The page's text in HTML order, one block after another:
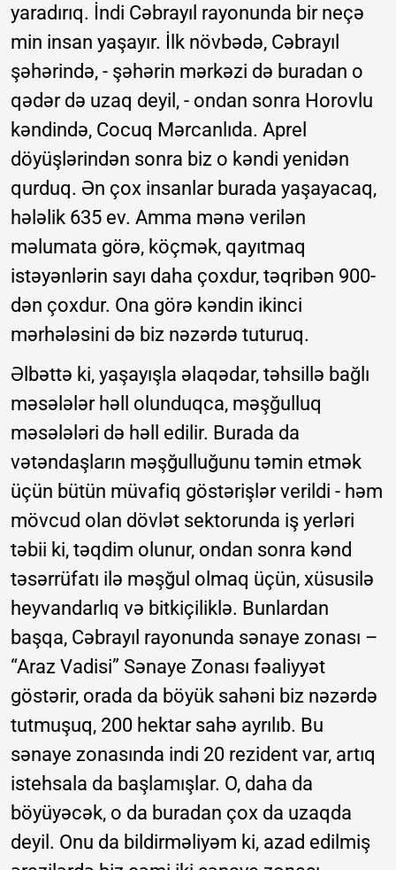
yaradırıq. İndi Cəbrayıl rayonunda bir neçə
min insan yaşayır. İlk növbədə, Cəbrayıl
şəhərində, - şəhərin mərkəzi də buradan o
qədər də uzaq deyil, - ondan sonra Horovlu
kəndində, Cocuq Mərcanlıda. Aprel
döyüşlərindən sonra biz o kəndi yenidən
qurduq. Ən çox insanlar burada yaşayacaq,
hələlik 635 ev. Amma mənə verilən
məlumata görə, köçmək, qayıtmaq
istəyənlərin sayı daha çoxdur, təqribən 900-
dən çoxdur. Ona görə kəndin ikinci
mərhələsini də biz nəzərdə tuturuq.
Əlbəttə ki, yaşayışla əlaqədar, təhsillə bağlı
məsələlər həll olunduqca, məşğulluq
məsələləri də həll edilir. Burada da
vətəndaşların məşğulluğunu təmin etmək
üçün bütün müvafiq göstərişlər verildi - həm
mövcud olan dövlət sektorunda iş yerləri
təbii ki, təqdim olunur, ondan sonra kənd
təsərrüfatı ilə məşğul olmaq üçün, xüsusilə
heyvandarlıq və bitkiçiliklə. Bunlardan
başqa, Cəbrayıl rayonunda sənaye zonası –
“Araz Vadisi” Sənaye Zonası fəaliyyət
göstərir, orada da böyük sahəni biz nəzərdə
tutmuşuq, 200 hektar sahə ayrılıb. Bu
sənaye zonasında indi 20 rezident var, artıq
istehsala da başlamışlar. O, daha da
böyüyəcək, o da buradan çox da uzaqda
deyil. Onu da bildirməliyəm ki, azad edilmiş